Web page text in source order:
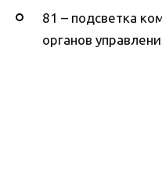
81 – подсветка
органов